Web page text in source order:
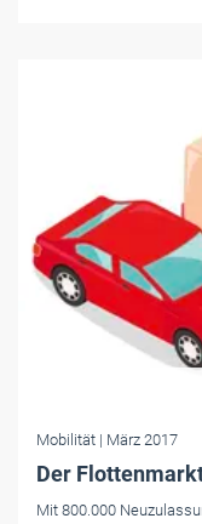
Mobilität | März 2017
Der
Mit 800.000